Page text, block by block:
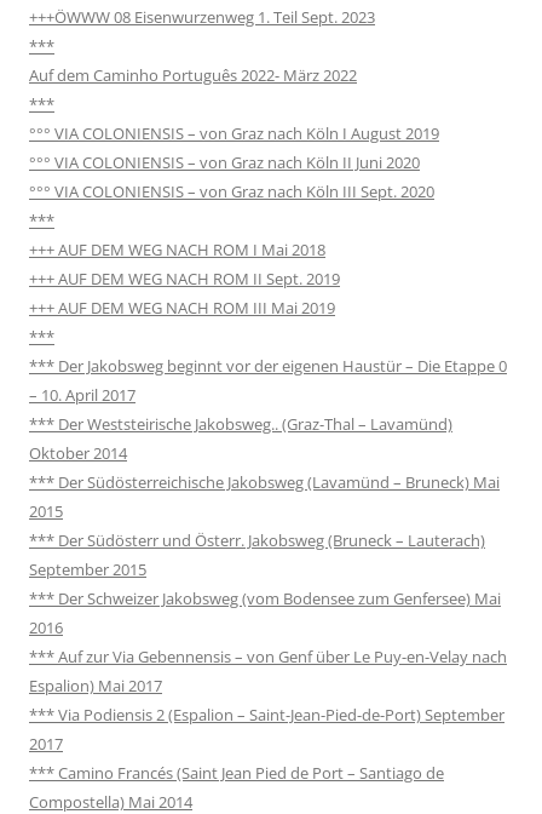
+++ÖWWW 08 Eisenwurzenweg 1. Teil Sept. 2023
***
Auf dem Caminho Português 2022- März 2022
***
°°° VIA COLONIENSIS – von Graz nach Köln I August 2019
°°° VIA COLONIENSIS – von Graz nach Köln II Juni 2020
°°° VIA COLONIENSIS – von Graz nach Köln III Sept. 2020
***
+++ AUF DEM WEG NACH ROM I Mai 2018
+++ AUF DEM WEG NACH ROM II Sept. 2019
+++ AUF DEM WEG NACH ROM III Mai 2019
***
*** Der Jakobsweg beginnt vor der eigenen Haustür – Die Etappe 0
– 10. April 2017
*** Der Weststeirische Jakobsweg.. (Graz-Thal – Lavamünd)
Oktober 2014
*** Der Südösterreichische Jakobsweg (Lavamünd – Bruneck) Mai
2015
*** Der Südösterr und Österr. Jakobsweg (Bruneck – Lauterach)
September 2015
*** Der Schweizer Jakobsweg (vom Bodensee zum Genfersee) Mai
2016
*** Auf zur Via Gebennensis – von Genf über Le Puy-en-Velay nach
Espalion) Mai 2017
*** Via Podiensis 2 (Espalion – Saint-Jean-Pied-de-Port) September
2017
*** Camino Francés (Saint Jean Pied de Port – Santiago de
Compostella) Mai 2014